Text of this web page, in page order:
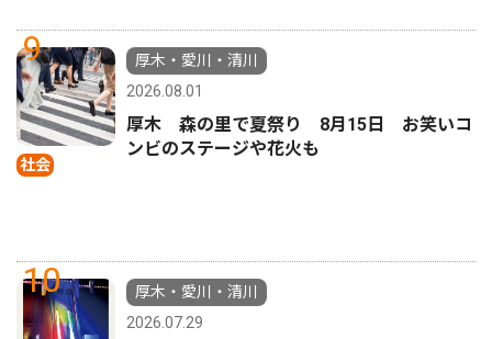
9
社会
厚木・愛川・清川
2026.08.01
厚木 森の里で夏祭り 8月15日 お笑いコ
ンビのステージや花火も
10
厚木・愛川・清川
2026.07.29